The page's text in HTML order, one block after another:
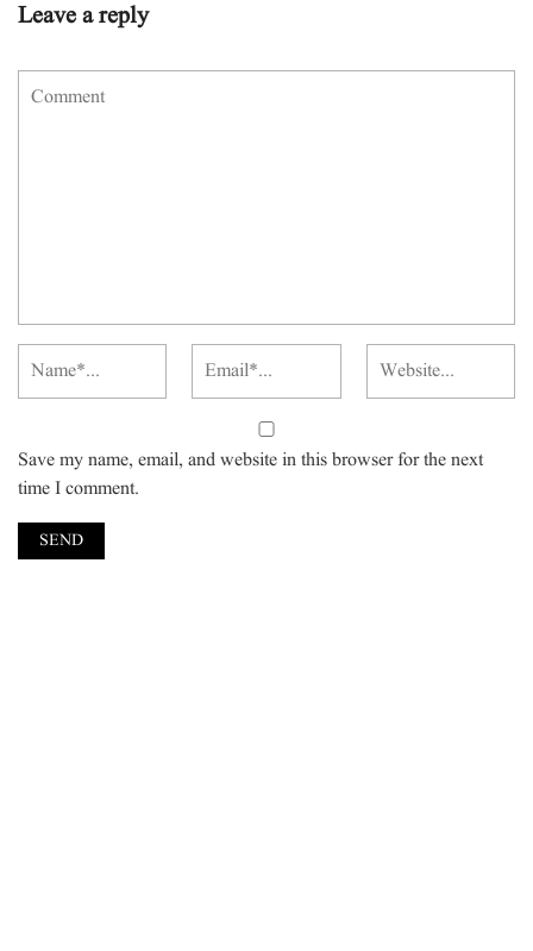
Leave a reply
Save my name, email, and website in this browser for the next
time I comment.